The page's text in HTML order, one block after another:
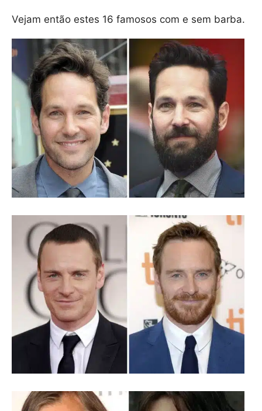
Vejam então estes 16 famosos com e sem barba.